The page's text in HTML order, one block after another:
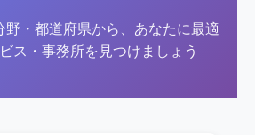
野・都道府県から、あなたに最適
ス・事務所を見つけましょう